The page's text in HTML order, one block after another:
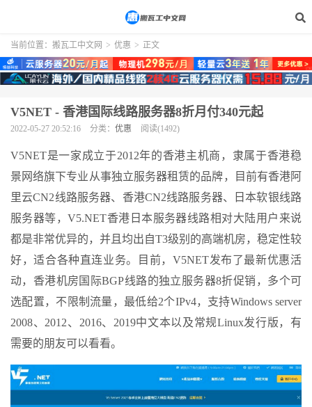
当前位置： 搬瓦工中文网 > 优惠 > 正文
V5NET - 香港国际线路服务器8折月付340元起
2022-05-27 20:52:16 分类： 优惠 阅读(1492)
V5NET是一家成立于2012年的香港主机商，隶属于香港稳
景网络旗下专业从事独立服务器租赁的品牌，目前有香港阿
里云CN2线路服务器、香港CN2线路服务器、日本软银线路
服务器等，V5.NET香港日本服务器线路相对大陆用户来说
都是非常优异的，并且均出自T3级别的高端机房，稳定性较
好，适合各种直连业务。目前，V5NET发布了最新优惠活
动，香港机房国际BGP线路的独立服务器8折促销，多个可
选配置，不限制流量，最低给2个IPv4，支持Windows server
2008、2012、2016、2019中文本以及常规Linux发行版，有
需要的朋友可以看看。